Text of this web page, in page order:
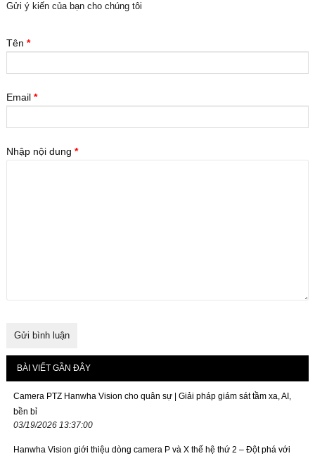
Gửi ý kiến của bạn cho chúng tôi
Tên *
Email *
Nhập nội dung *
BÀI VIẾT GẦN ĐÂY
Camera PTZ Hanwha Vision cho quân sự | Giải pháp giám sát tầm xa, AI,
bền bỉ
03/19/2026 13:37:00
Hanwha Vision giới thiệu dòng camera P và X thế hệ thứ 2 – Đột phá với